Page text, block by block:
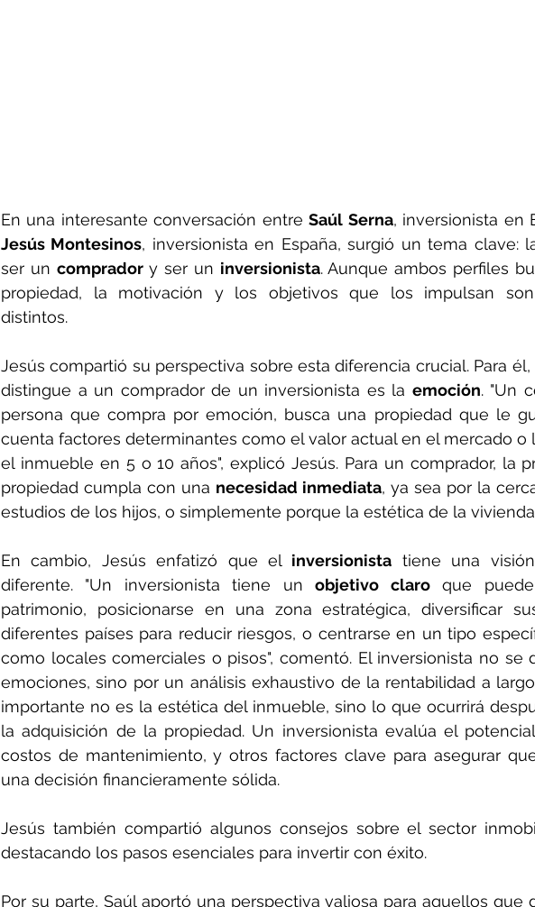
En una interesante conversación entre Saúl Serna
Jesús Montesinos, inversionista en España, surgió un tema clave:
ser un comprador y ser un inversionista. Aunque ambos perfiles
propiedad, la motivación y los objetivos que los impulsan
distintos.
Jesús compartió su perspectiva sobre esta diferencia crucial. Para
distingue a un comprador de un inversionista es la emoción. "Un
persona que compra por emoción, busca una propiedad que le
cuenta factores determinantes como el valor actual en el mercado o
el inmueble en 5 o 10 años", explicó Jesús. Para un comprador, la
propiedad cumpla con una necesidad inmediata, ya sea por la
estudios de los hijos, o simplemente porque la estética de la
En cambio, Jesús enfatizó que el inversionista tiene una
diferente. "Un inversionista tiene un objetivo claro que puede
patrimonio, posicionarse en una zona estratégica, diversificar
diferentes países para reducir riesgos, o centrarse en un tipo
como locales comerciales o pisos", comentó. El inversionista no se
emociones, sino por un análisis exhaustivo de la rentabilidad a
importante no es la estética del inmueble, sino lo que ocurrirá
la adquisición de la propiedad. Un inversionista evalúa el
costos de mantenimiento, y otros factores clave para asegurar
una decisión financieramente sólida.
Jesús también compartió algunos consejos sobre el sector
destacando los pasos esenciales para invertir con éxito.
Por su parte, Saúl aportó una perspectiva valiosa para aquellos que